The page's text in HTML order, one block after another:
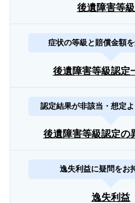
後遺障害等
症状の等級と賠償金額
後遺障害等級認定
認定結果が非該当・想定
後遺障害等級認定の
逸失利益に疑問をお
逸失利益